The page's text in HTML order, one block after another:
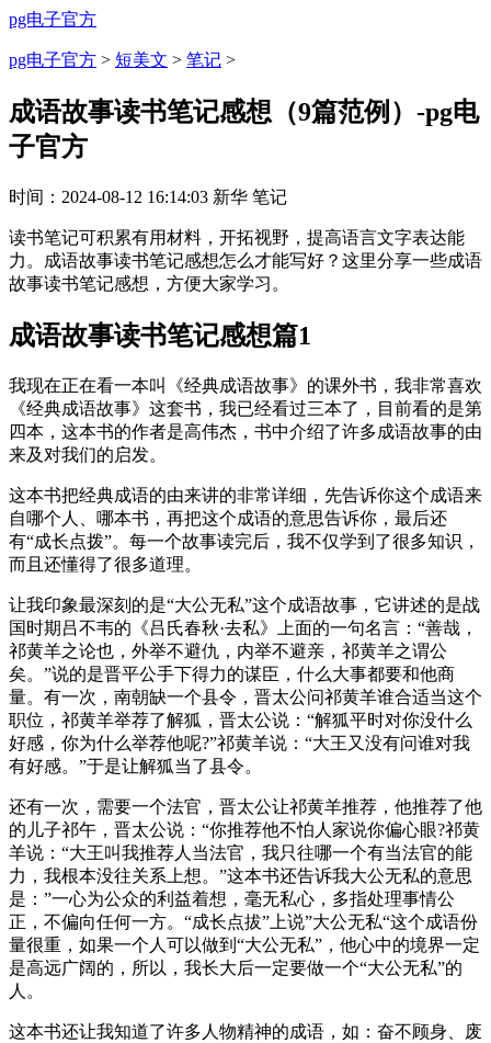
pg电子官方
pg电子官方 > 短美文 > 笔记 >
成语故事读书笔记感想（9篇范例）-pg电
子官方
时间： 2024-08-12 16:14:03 新华 笔记
读书笔记可积累有用材料，开拓视野，提高语言文字表达能
力。成语故事读书笔记感想怎么才能写好？这里分享一些成语
故事读书笔记感想，方便大家学习。
成语故事读书笔记感想篇1
我现在正在看一本叫《经典成语故事》的课外书，我非常喜欢
《经典成语故事》这套书，我已经看过三本了，目前看的是第
四本，这本书的作者是高伟杰，书中介绍了许多成语故事的由
来及对我们的启发。
这本书把经典成语的由来讲的非常详细，先告诉你这个成语来
自哪个人、哪本书，再把这个成语的意思告诉你，最后还
有“成长点拨”。每一个故事读完后，我不仅学到了很多知识，
而且还懂得了很多道理。
让我印象最深刻的是“大公无私”这个成语故事，它讲述的是战
国时期吕不韦的《吕氏春秋·去私》上面的一句名言：“善哉，
祁黄羊之论也，外举不避仇，内举不避亲，祁黄羊之谓公
矣。”说的是晋平公手下得力的谋臣，什么大事都要和他商
量。有一次，南朝缺一个县令，晋太公问祁黄羊谁合适当这个
职位，祁黄羊举荐了解狐，晋太公说：“解狐平时对你没什么
好感，你为什么举荐他呢?”祁黄羊说：“大王又没有问谁对我
有好感。”于是让解狐当了县令。
还有一次，需要一个法官，晋太公让祁黄羊推荐，他推荐了他
的儿子祁午，晋太公说：“你推荐他不怕人家说你偏心眼?祁黄
羊说：“大王叫我推荐人当法官，我只往哪一个有当法官的能
力，我根本没往关系上想。”这本书还告诉我大公无私的意思
是：”一心为公众的利益着想，毫无私心，多指处理事情公
正，不偏向任何一方。“成长点拔”上说”大公无私“这个成语份
量很重，如果一个人可以做到“大公无私”，他心中的境界一定
是高远广阔的，所以，我长大后一定要做一个“大公无私”的
人。
这本书还让我知道了许多人物精神的成语，如：奋不顾身、废